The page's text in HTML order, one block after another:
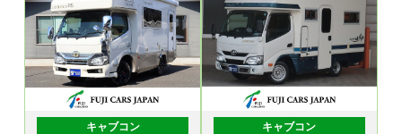
キャブコン キャブコン